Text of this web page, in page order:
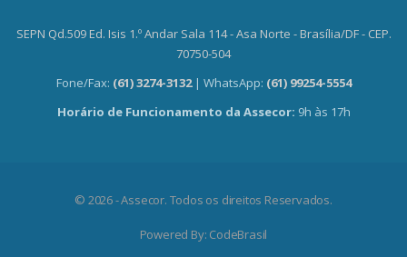
SEPN Qd.509 Ed. Isis 1.º Andar Sala 114 - Asa Norte - Brasília/DF - CEP.
70750-504
Fone/Fax: (61) 3274-3132 | WhatsApp: (61) 99254-5554
Horário de Funcionamento da Assecor: 9h às 17h
© 2026 - Assecor. Todos os direitos Reservados.
Powered By: CodeBrasil